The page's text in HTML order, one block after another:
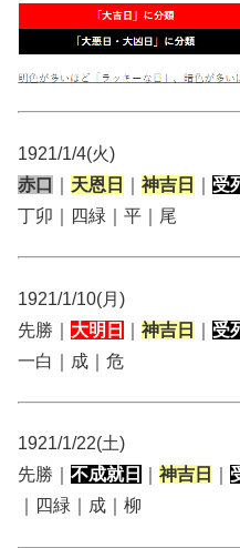
1921/1/4(火)
赤口
天恩日 神吉日 受
丁卯｜四緑｜平｜尾
1921/1/10(月)
先勝｜ 大明日 神吉日 受
一白｜成｜危
1921/1/22(土)
先勝｜ 不成就日 神吉日
｜四緑｜成｜柳